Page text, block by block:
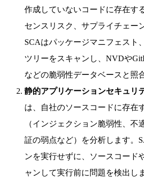
作成していないコードに存在す
センスリスク、サプライチェー
SCAはパッケージマニフェスト
ツリーをスキャンし、NVDや
などの脆弱性データベースと照
静的アプリケーションセキュリ
は、自社のソースコードに存在
（インジェクション脆弱性、不
証の弱点など）を分析します。
ンを実行せずに、ソースコード
ャンして実行前に問題を検出し